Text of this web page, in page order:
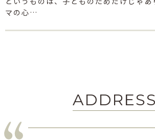
マの心…
ADDRESS